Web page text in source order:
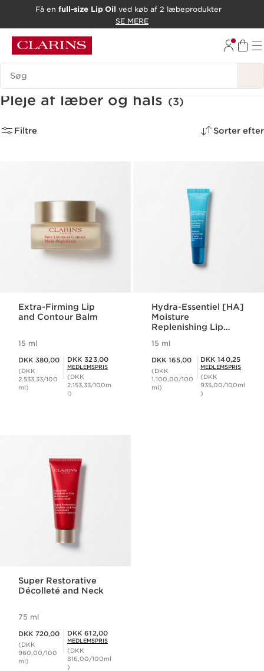
GÅ TIL BUND
Få en full-size Lip Oil ved køb af 2 læbeprodukter
SE MERE
Søgevindue
Pleje af læber og hals (3)
Filtre Sorter efter
Extra-Firming Lip
and Contour Balm
15 ml
DKK 380,00
(DKK
2.533,33/100
ml)
Medlemspris DKK 323,00
DKK 323,00
MEDLEMSPRIS
(DKK
2.153,33/100m
l)
Hydra-Essentiel [HA]
Moisture
Replenishing Lip
15 ml
DKK 165,00
(DKK
1.100,00/100
ml)
Medlemspris DKK 140,25
DKK 140,25
MEDLEMSPRIS
(DKK
935,00/100ml
)
Super Restorative
Décolleté and Neck
75 ml
DKK 720,00
(DKK
960,00/100
ml)
Medlemspris DKK 612,00
DKK 612,00
MEDLEMSPRIS
(DKK
816,00/100ml
)